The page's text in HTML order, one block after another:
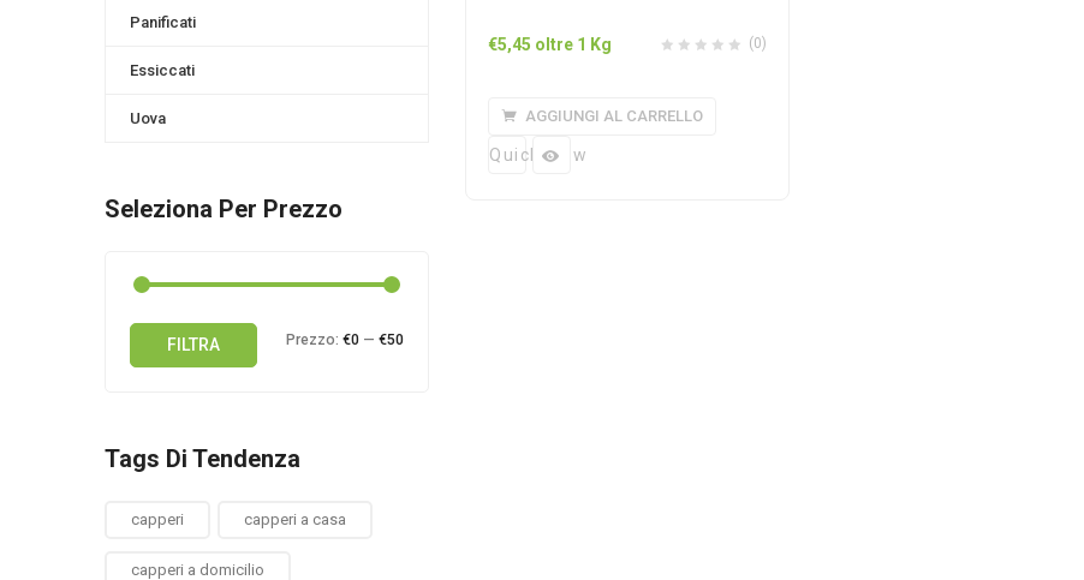
(0)
€5,45 oltre 1 Kg
AGGIUNGI AL CARRELLO
Quick view
Panificati
Essiccati
Uova
Seleziona Per Prezzo
Prezzo
Prezzo
FILTRA Prezzo: €0 — €50
Tags Di Tendenza
capperi capperi a casa
capperi a domicilio